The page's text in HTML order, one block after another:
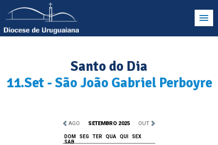
Santo do Dia
11.Set - São João Gabriel Perboyre
AGO SETEMBRO 2025 OUT
DOM SEG TER QUA QUI
SEX
SAB